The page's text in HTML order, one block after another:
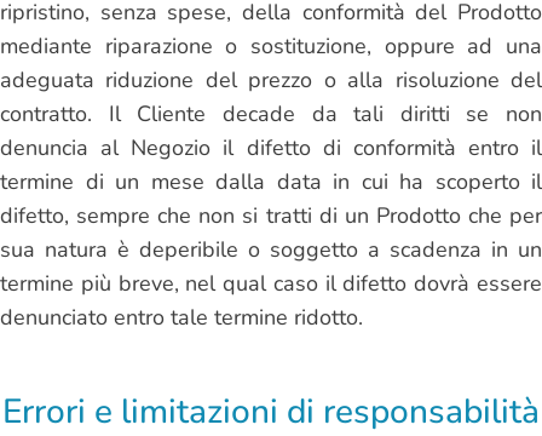
ripristino, senza spese, della conformità del Prodotto
mediante riparazione o sostituzione, oppure ad una
adeguata riduzione del prezzo o alla risoluzione del
contratto. Il Cliente decade da tali diritti se non
denuncia al Negozio il difetto di conformità entro il
termine di un mese dalla data in cui ha scoperto il
difetto, sempre che non si tratti di un Prodotto che per
sua natura è deperibile o soggetto a scadenza in un
termine più breve, nel qual caso il difetto dovrà essere
denunciato entro tale termine ridotto.
Errori e limitazioni di responsabilità